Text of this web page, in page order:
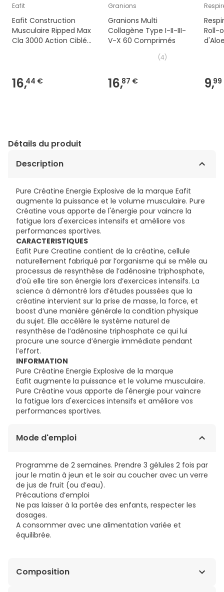
Eafit
Eafit Construction
Musculaire Ripped Max
Cla 3000 Action Ciblée
16,44 €
Granions
Granions Multi
Collagène Type I-II-III-
V-X 60 Comprimés
(4)
16,87 €
Roll-
9,
Détails du produit
Description
Pure Créatine Energie Explosive de la marque Eafit
augmente la puissance et le volume musculaire. Pure
Créatine vous apporte de l'énergie pour vaincre la
fatigue lors d'exercices intensifs et améliore vos
performances sportives.
CARACTERISTIQUES
Eafit Pure Creatine contient de la créatine, cellule
naturellement fabriqué par l’organisme qui se mêle au
processus de resynthèse de l’adénosine triphosphate,
d’où elle tire son énergie lors d’exercices intensifs. La
science à démontré lors d’études poussées que la
créatine intervient sur la prise de masse, la force, et
boost d’une manière générale la condition physique
du sujet. Elle accélère le système naturel de
resynthèse de l’adénosine triphosphate ce qui lui
procure une source d’énergie immédiate pendant
l’effort.
INFORMATION
Pure Créatine Energie Explosive de la marque
Eafit augmente la puissance et le volume musculaire.
Pure Créatine vous apporte de l'énergie pour vaincre
la fatigue lors d'exercices intensifs et améliore vos
performances sportives.
Mode d'emploi
Programme de 2 semaines. Prendre 3 gélules 2 fois par
jour le matin à jeun et le soir au coucher avec un verre
de jus de fruit (ou d’eau).
Précautions d’emploi
Ne pas laisser à la portée des enfants, respecter les
dosages.
A consommer avec une alimentation variée et
équilibrée.
Composition